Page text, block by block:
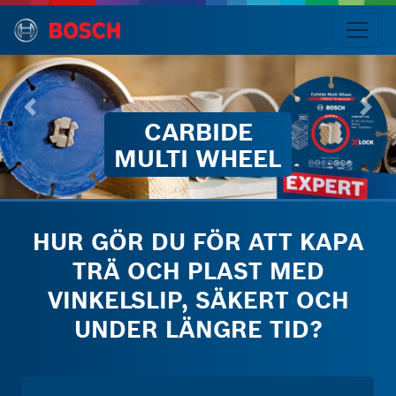
Språk
CARBIDE
MULTI
Introduktion
Egenskaper
och
fördelar
WHEEL
HUR GÖR DU FÖR ATT KAPA
TRÄ OCH PLAST MED
VINKELSLIP, SÄKERT OCH
UNDER LÄNGRE TID?